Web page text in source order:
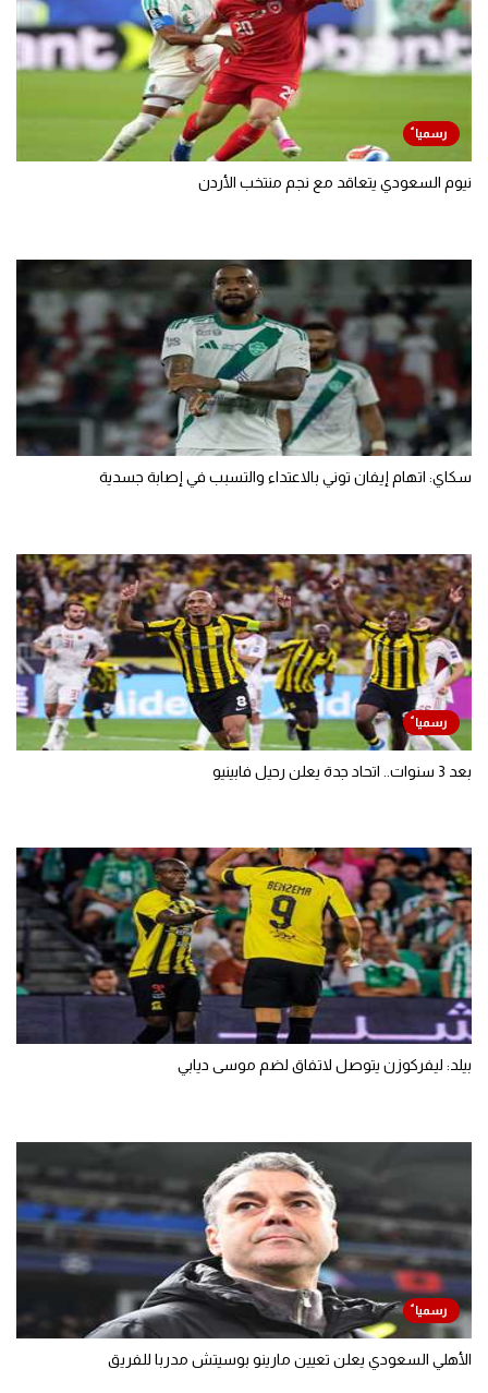
نيوم السعودي يتعاقد مع نجم منتخب الأردن
سكاي: اتهام إيفان توني بالاعتداء والتسبب في إصابة جسدية
بعد 3 سنوات.. اتحاد جدة يعلن رحيل فابينيو
بيلد: ليفركوزن يتوصل لاتفاق لضم موسى ديابي
الأهلي السعودي يعلن تعيين مارينو بوسيتش مدربا للفريق